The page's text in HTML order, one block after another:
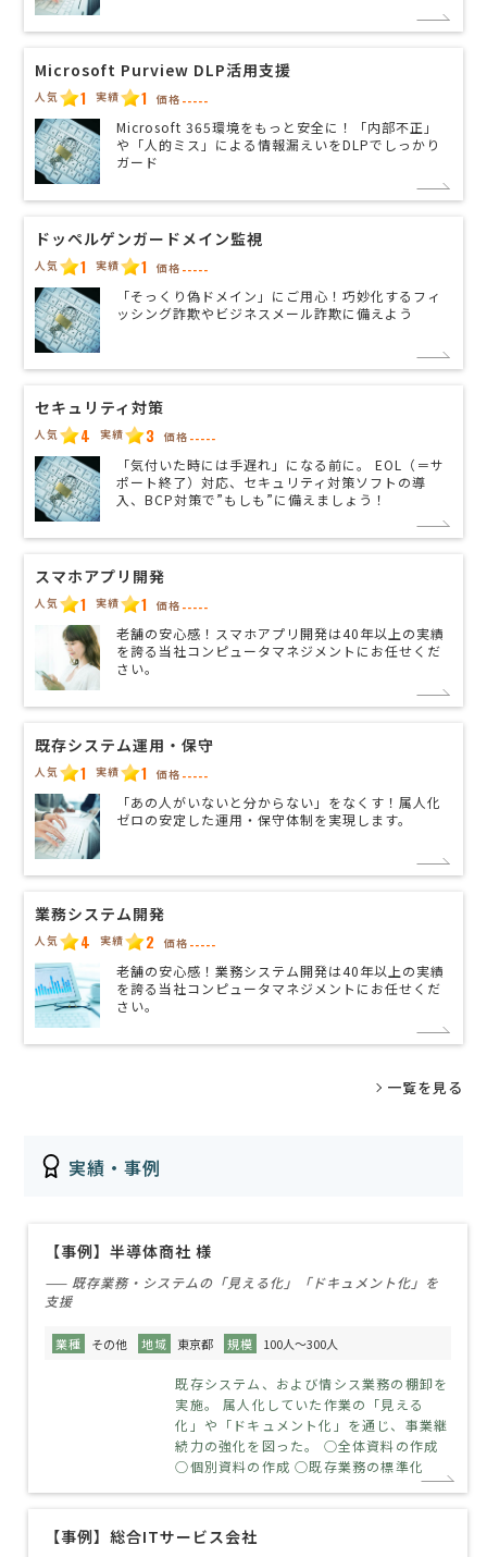
Microsoft Purview DLP活用支援
人気 1 実績 1 価格 -----
Microsoft 365環境をもっと安全に！「内部不正」
や「人的ミス」による情報漏えいをDLPでしっかり
ガード
ドッペルゲンガードメイン監視
人気 1 実績 1 価格 -----
「そっくり偽ドメイン」にご用心！巧妙化するフィ
ッシング詐欺やビジネスメール詐欺に備えよう
セキュリティ対策
人気 4 実績 3 価格 -----
「気付いた時には手遅れ」になる前に。 EOL（＝サ
ポート終了）対応、セキュリティ対策ソフトの導
入、BCP対策で”もしも”に備えましょう！
スマホアプリ開発
人気 1 実績 1 価格 -----
老舗の安心感！スマホアプリ開発は40年以上の実績
を誇る当社コンピュータマネジメントにお任せくだ
さい。
既存システム運用・保守
人気 1 実績 1 価格 -----
「あの人がいないと分からない」をなくす！属人化
ゼロの安定した運用・保守体制を実現します。
業務システム開発
人気 4 実績 2 価格 -----
老舗の安心感！業務システム開発は40年以上の実績
を誇る当社コンピュータマネジメントにお任せくだ
さい。
一覧を見る
実績・事例
【事例】半導体商社 様
—— 既存業務・システムの「見える化」「ドキュメント化」を
支援
業種 その他 地域 東京都 規模 100人～300人
既存システム、および情シス業務の棚卸を
実施。 属人化していた作業の「見える
化」や「ドキュメント化」を通じ、事業継
続力の強化を図った。 ○全体資料の作成
○個別資料の作成 ○既存業務の標準化
【事例】総合ITサービス会社